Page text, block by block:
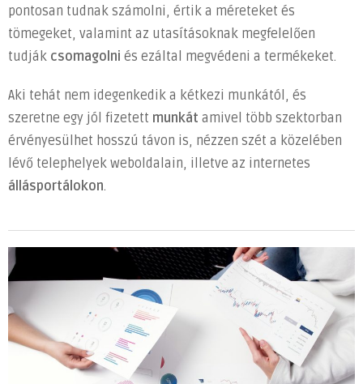
pontosan tudnak számolni, értik a méreteket és
tömegeket, valamint az utasításoknak megfelelően
tudják csomagolni és ezáltal megvédeni a termékeket.
Aki tehát nem idegenkedik a kétkezi munkától, és
szeretne egy jól fizetett munkát amivel több szektorban
érvényesülhet hosszú távon is, nézzen szét a közelében
lévő telephelyek weboldalain, illetve az internetes
állásportálokon.